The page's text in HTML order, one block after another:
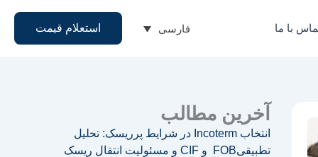
با ما فارسی استعلام قیمت
آخرین مطالب
انتخاب Incoterm در شرایط پرریسک: تحلیل
تطبیقیFOB و CIF و مسئولیت انتقال ریسک